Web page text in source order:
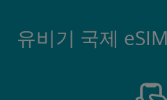
유비기 국제